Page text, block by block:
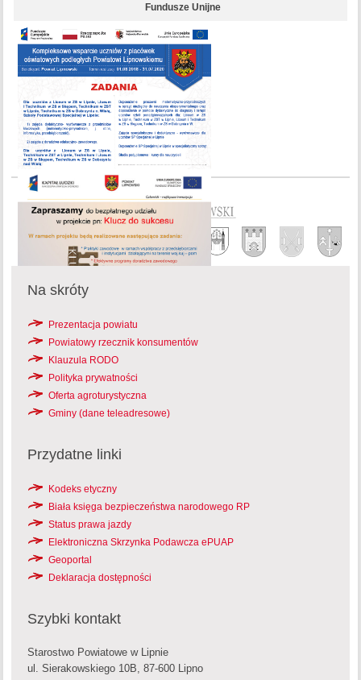
Fundusze Unijne
Na skróty
Prezentacja powiatu
Powiatowy rzecznik konsumentów
Klauzula RODO
Polityka prywatności
Oferta agroturystyczna
Gminy (dane teleadresowe)
Przydatne linki
Kodeks etyczny
Biała księga bezpieczeństwa narodowego RP
Status prawa jazdy
Elektroniczna Skrzynka Podawcza ePUAP
Geoportal
Deklaracja dostępności
Szybki kontakt
Starostwo Powiatowe w Lipnie
ul. Sierakowskiego 10B, 87-600 Lipno